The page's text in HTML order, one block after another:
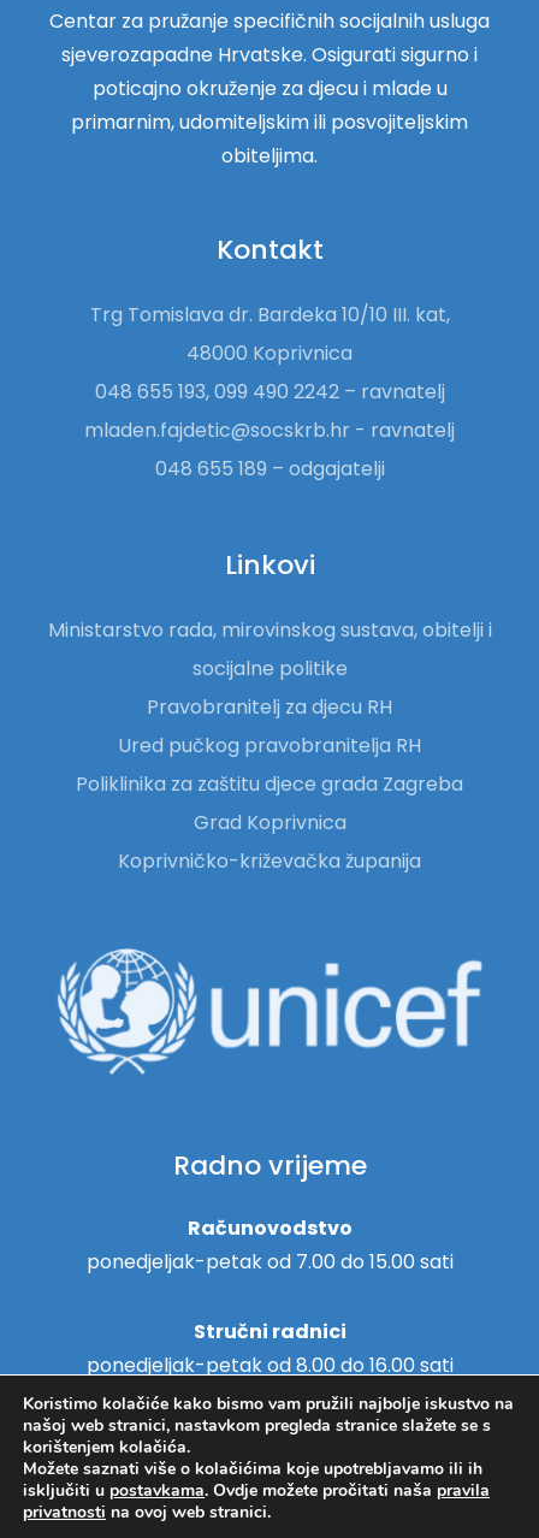
Centar za pružanje specifičnih socijalnih usluga
sjeverozapadne Hrvatske. Osigurati sigurno i
poticajno okruženje za djecu i mlade u
primarnim, udomiteljskim ili posvojiteljskim
obiteljima.
Kontakt
Trg Tomislava dr. Bardeka 10/10 III. kat,
48000 Koprivnica
048 655 193, 099 490 2242 – ravnatelj
mladen.fajdetic@socskrb.hr - ravnatelj
048 655 189 – odgajatelji
Linkovi
Ministarstvo rada, mirovinskog sustava, obitelji i
socijalne politike
Pravobranitelj za djecu RH
Ured pučkog pravobranitelja RH
Poliklinika za zaštitu djece grada Zagreba
Grad Koprivnica
Koprivničko-križevačka županija
Radno vrijeme
Računovodstvo
ponedjeljak-petak od 7.00 do 15.00 sati
Stručni radnici
ponedjeljak-petak od 8.00 do 16.00 sati
Copyright © 2018. - Centar za
pružanje usluga u zajednici
Izrada web stranica
/
Hosting
Koristimo kolačiće kako bismo vam pružili najbolje iskustvo na
našoj web stranici, nastavkom pregleda stranice slažete se s
korištenjem kolačića.
Možete saznati više o kolačićima koje upotrebljavamo ili ih
isključiti u postavkama. Ovdje možete pročitati naša pravila
privatnosti na ovoj web stranici.